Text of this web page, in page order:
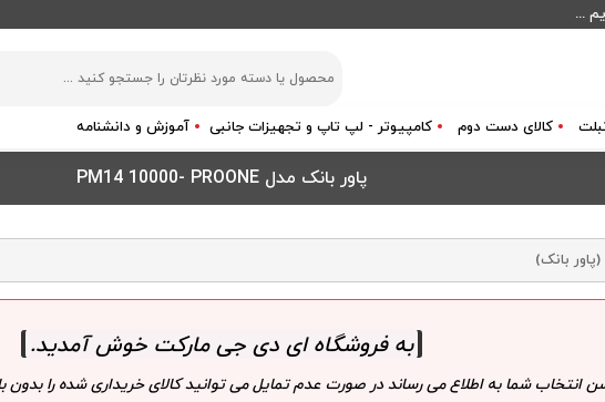
...
کالای دست دوم کامپیوتر - لپ تاپ و تجهیزات جانبی آموزش و دانشنامه
پاور بانک مدل PM14 10000- PROONE
بانک)
به فروشگاه ای دی جی مارکت خوش آمدید.
انتخاب شما به اطلاع می رساند در صورت عدم تمایل می توانید کالای خریداری شده را